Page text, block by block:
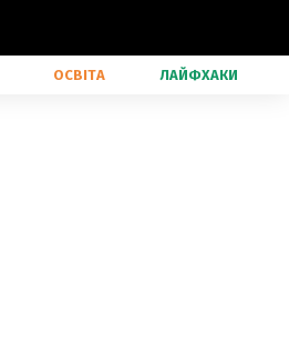
ОСВІТА ЛАЙФХАКИ